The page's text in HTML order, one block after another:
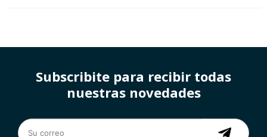
Subscribite para recibir todas
nuestras novedades